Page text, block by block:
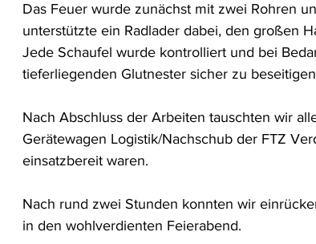
Das Feuer wurde zunächst mit zwei Rohren
unterstützte ein Radlader dabei, den großen
Jede Schaufel wurde kontrolliert und bei
tieferliegenden Glutnester sicher zu
Nach Abschluss der Arbeiten tauschten wir
Gerätewagen Logistik/Nachschub der FTZ
einsatzbereit waren.
Nach rund zwei Stunden konnten wir
in den wohlverdienten Feierabend.